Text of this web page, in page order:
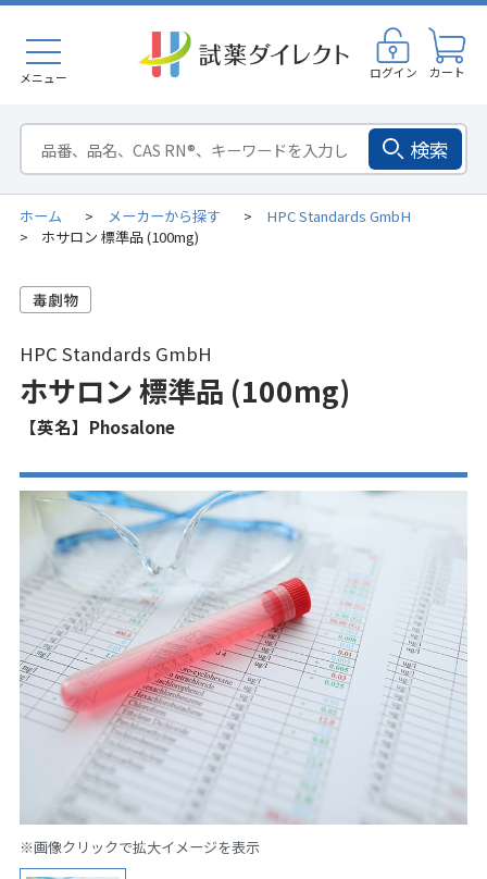
メニュー ログイン カート
検索
ホーム > メーカーから探す > HPC Standards GmbH
> ホサロン 標準品 (100mg)
HPC Standards GmbH
ホサロン 標準品 (100mg)
【英名】Phosalone
※画像クリックで拡大イメージを表示